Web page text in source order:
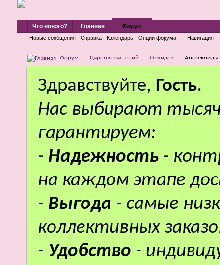
Что нового? Главная Форум
Новые сообщения Справка Календарь Опции форума Навигация
Форум Царство растений Орхидеи Ангрекоиды
Здравствуйте, Гость.
Нас выбирают
гарантируем:
- Надежность -
на каждом этапе
- Выгода - самые
коллективных
- Удобство -